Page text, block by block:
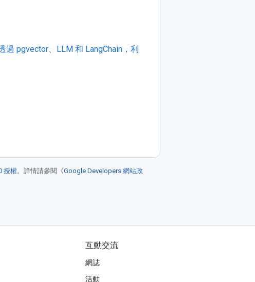
過 pgvector、LLM 和 LangChain，利
授權。詳情請參閱《Google Developers 網站政
互動交流
網誌
活動